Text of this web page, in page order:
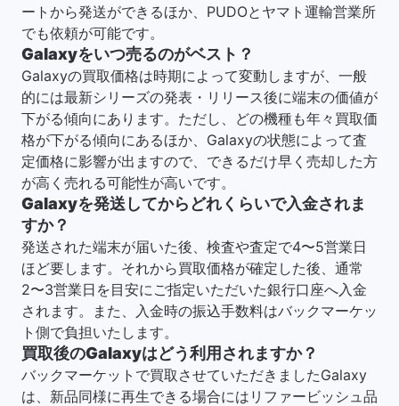
ートから発送ができるほか、PUDOとヤマト運輸営業所
でも依頼が可能です。
Galaxyをいつ売るのがベスト？
Galaxyの買取価格は時期によって変動しますが、一般
的には最新シリーズの発表・リリース後に端末の価値が
下がる傾向にあります。ただし、どの機種も年々買取価
格が下がる傾向にあるほか、Galaxyの状態によって査
定価格に影響が出ますので、できるだけ早く売却した方
が高く売れる可能性が高いです。
Galaxyを発送してからどれくらいで入金されま
すか？
発送された端末が届いた後、検査や査定で4〜5営業日
ほど要します。それから買取価格が確定した後、通常
2〜3営業日を目安にご指定いただいた銀行口座へ入金
されます。また、入金時の振込手数料はバックマーケッ
ト側で負担いたします。
買取後のGalaxyはどう利用されますか？
バックマーケットで買取させていただきましたGalaxy
は、新品同様に再生できる場合にはリファービッシュ品